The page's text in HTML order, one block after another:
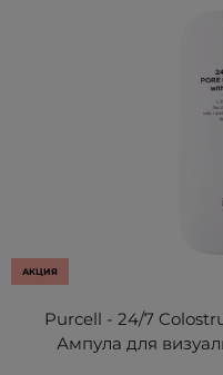
АКЦИЯ
Purcell - 24/7
Ампула для